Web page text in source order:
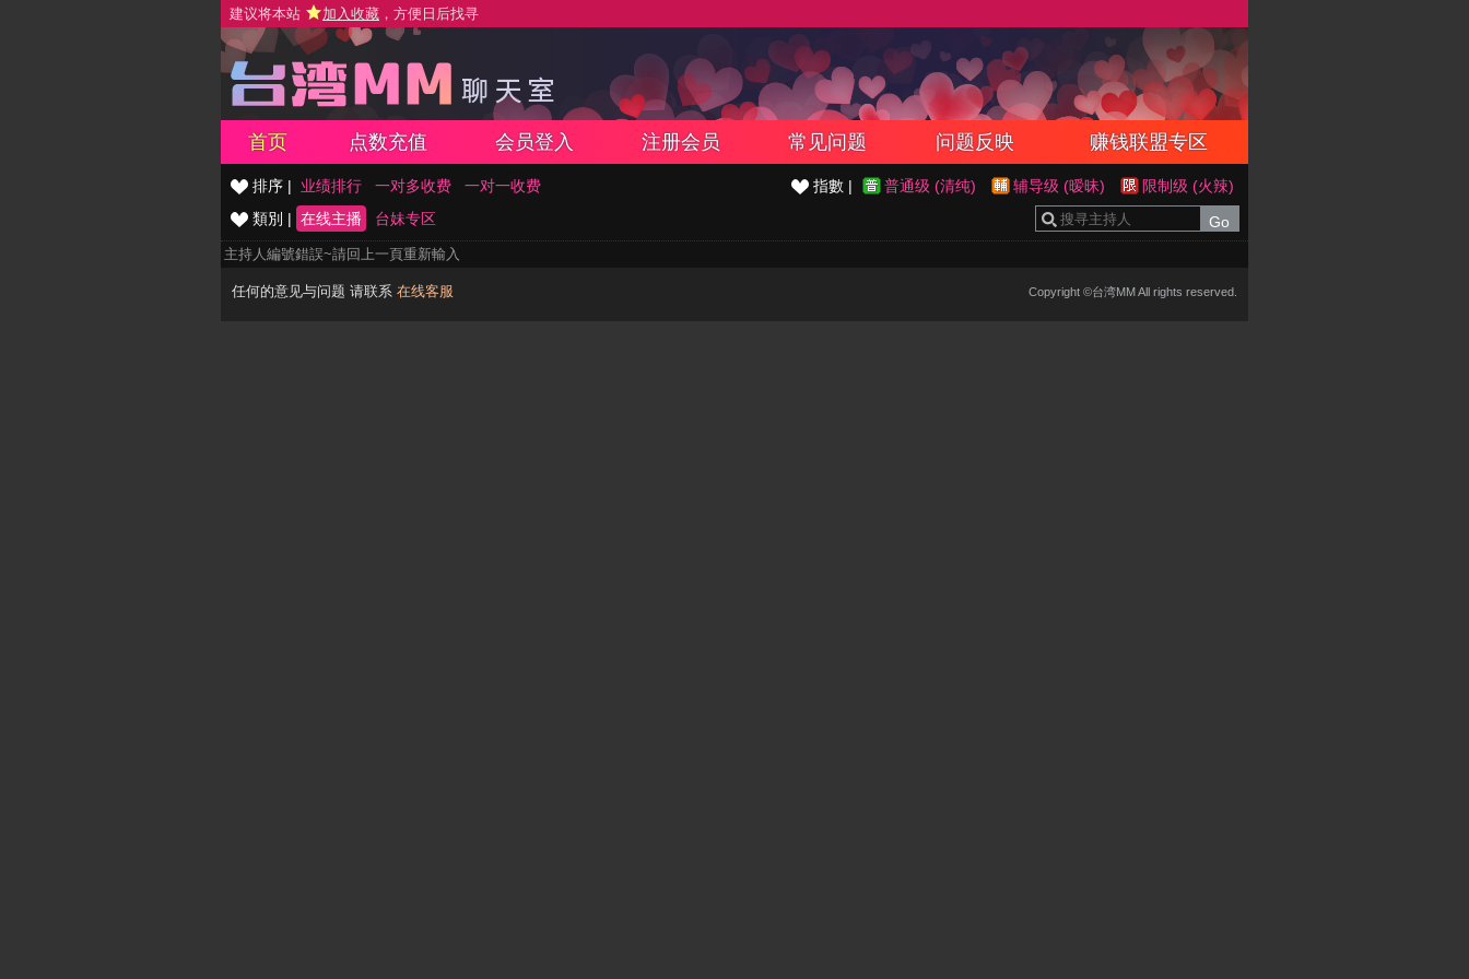
建议将本站 加入收藏 ，方便日后找寻
首页 点数充值 会员登入 注册会员 常见问题 问题反映 赚钱联盟专区
排序 | 业绩排行 一对多收费 一对一收费 指數 | 普通级 (清纯) 辅导级 (暧昧)
限制级 (火辣)
類別 | 在线主播 台妹专区
主持人編號錯誤~請回上一頁重新輸入
任何的意见与问题 请联系 在线客服 Copyright ©台湾MM All rights reserved.